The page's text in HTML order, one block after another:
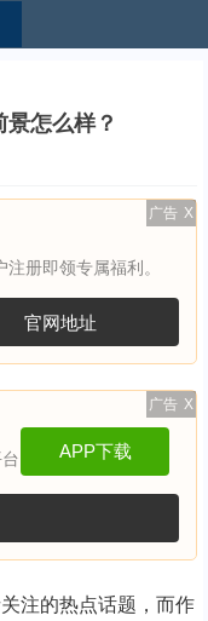
怎么样？
广告 X
册即领专属福利。
官网地址
广告 X
APP下载
注的热点话题，而作